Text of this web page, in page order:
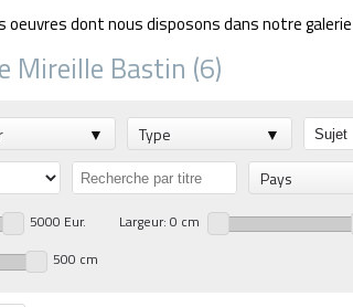
dont nous disposons dans notre
Mireille Bastin (6)
Type
Pays
5000 Eur. Largeur: 0 cm
500 cm